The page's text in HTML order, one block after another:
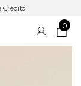
Crédito
0